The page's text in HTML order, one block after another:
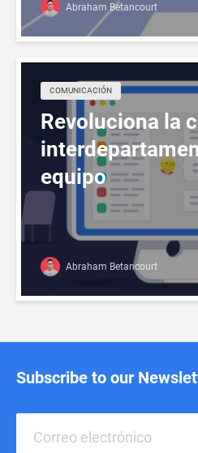
Abraham Betancourt
COMUNICACIÓN
Revoluciona la
equipo
Abraham Betancourt
Subscribe to our